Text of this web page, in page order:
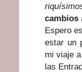
cambios
Espero
estar un
mi viaje
las